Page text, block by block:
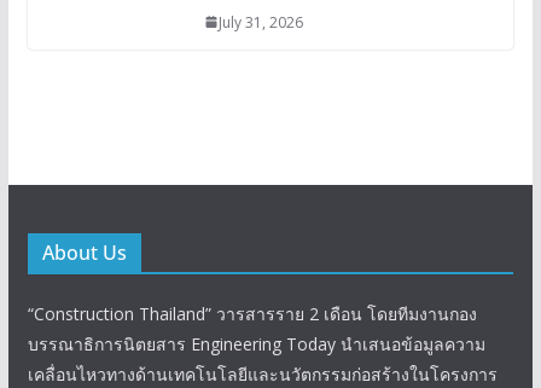
July 31, 2026
About Us
“Construction Thailand” วารสารราย 2 เดือน โดยทีมงานกอง
บรรณาธิการนิตยสาร Engineering Today นำเสนอข้อมูลความ
เคลื่อนไหวทางด้านเทคโนโลยีและนวัตกรรมก่อสร้างในโครงการ